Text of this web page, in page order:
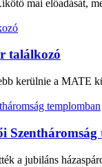
mai előadását,
találkozó
kerülnie a
a jubiláns